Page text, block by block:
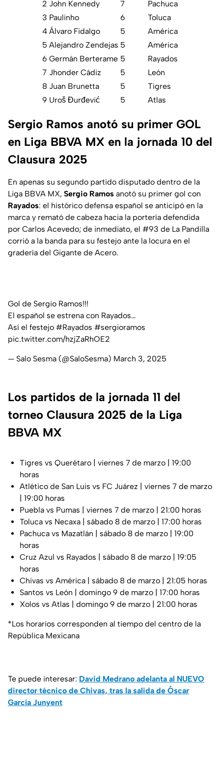
2 John Kennedy 7
Pachuca
3 Paulinho 6
Toluca
4 Álvaro Fidalgo 5
América
5 Alejandro Zendejas 5
América
6 Germán Berterame 5
Rayados
7 Jhonder Cádiz 5
León
8 Juan Brunetta 5
Tigres
9 Uroš Đurđević 5 Atlas
Sergio Ramos anotó su primer GOL
en Liga BBVA MX en la jornada 10 del
Clausura 2025
En apenas su segundo partido disputado dentro de la
Liga BBVA MX, Sergio Ramos anotó su primer gol con
Rayados: el histórico defensa español se anticipó en la
marca y remató de cabeza hacia la portería defendida
por Carlos Acevedo; de inmediato, el #93 de La Pandilla
corrió a la banda para su festejo ante la locura en el
gradería del Gigante de Acero.
Gol de Sergio Ramos!!!
El español se estrena con Rayados…
Así el festejo #Rayados #sergioramos
pic.twitter.com/hzjZaRhOE2
— Salo Sesma (@SaloSesma) March 3, 2025
Los partidos de la jornada 11 del
torneo Clausura 2025 de la Liga
BBVA MX
Tigres vs Querétaro | viernes 7 de marzo | 19:00
horas
Atlético de San Luis vs FC Juárez | viernes 7 de marzo
| 19:00 horas
Puebla vs Pumas | viernes 7 de marzo | 21:00 horas
Toluca vs Necaxa | sábado 8 de marzo | 17:00 horas
Pachuca vs Mazatlán | sábado 8 de marzo | 19:00
horas
Cruz Azul vs Rayados | sábado 8 de marzo | 19:05
horas
Chivas vs América | sábado 8 de marzo | 21:05 horas
Santos vs León | domingo 9 de marzo | 17:00 horas
Xolos vs Atlas | domingo 9 de marzo | 21:00 horas
*Los horarios corresponden al tiempo del centro de la
República Mexicana
Te puede interesar: David Medrano adelanta al NUEVO
director técnico de Chivas, tras la salida de Óscar
García Junyent